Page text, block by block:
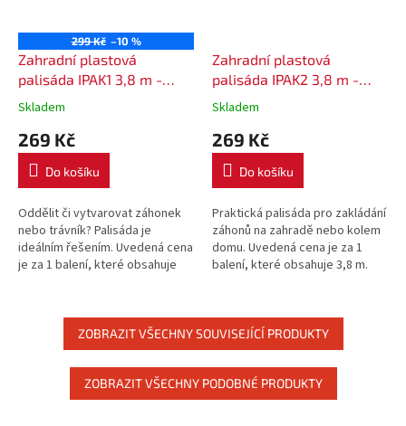
299 Kč –10 %
Zahradní plastová
palisáda IPAK1 3,8 m -
barva hnědá
Skladem
269 Kč
Do košíku
Oddělit či vytvarovat záhonek
nebo trávník? Palisáda je
ideálním řešením. Uvedená cena
je za 1 balení, které obsahuje
Zahradní plastová
palisáda IPAK2 3,8 m -
barva hnědá
Skladem
269 Kč
Do košíku
Praktická palisáda pro zakládání
záhonů na zahradě nebo kolem
domu. Uvedená cena je za 1
balení, které obsahuje 3,8 m.
ZOBRAZIT VŠECHNY SOUVISEJÍCÍ PRODUKTY
ZOBRAZIT VŠECHNY PODOBNÉ PRODUKTY